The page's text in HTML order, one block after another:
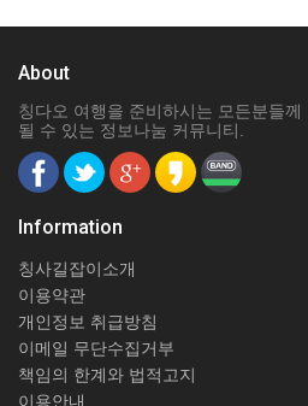
About
칭다오 여행을 준비하시는 모든분들께
될 수 있는 정보나눔 커뮤니티.
Information
칭사길잡이소개
이용약관
개인정보 취급방침
이메일 무단수집거부
책임의 한계와 법적고지
이용안내